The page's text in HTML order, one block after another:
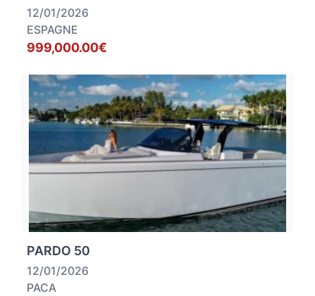
12/01/2026
ESPAGNE
999,000.00€
PARDO 50
12/01/2026
PACA